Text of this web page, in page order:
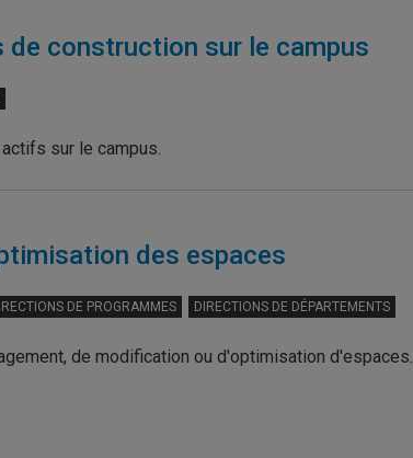
construction sur le campus
sur le campus.
des espaces
DE PROGRAMMES DIRECTIONS DE DÉPARTEMENTS
de modification ou d'optimisation d'espaces.